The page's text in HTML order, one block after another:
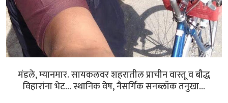
मंडले, म्यानमार. सायकलवर शहरातील प्राचीन वास्तू व बौद्ध
विहारांना भेट... स्थानिक वेष, नैसर्गिक सनब्लॉक तनुखा...